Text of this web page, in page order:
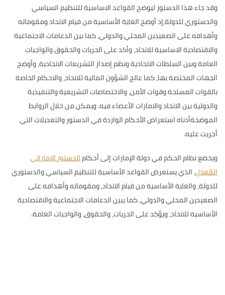
وقد جاء هذا الدستور ليوضح القواعد الاساسية للتنظيم السياسي
والدستوري للدولة،إذ أوضح الغاية الأساسية من قيام الاتحاد ومقوماته
وأهدافه على الصعيدين المحلي والدولي، كما بين الدعامات الاجتماعية
والاقتصادية الاساسية للاتحاد، وأكد على الحريات والحقوق والواجبات
العامة وبين السلطات الاتحادية ونظم إصدار التشريعات الاتحادية، وأوضح
الجهات المختصة بها، كما عالج الشؤون المالية للاتحاد، والاحكام الخاصة
بالقوات المسلحة وقوات الأمن، والاختصاصات التشريعية والتنفيذية
والدولية بين الاتحاد والامارات الأعضاء فيه. ويمكن من خلال الروابط
الموضحةأدناه استعراض الأحكام الواردة في الدستور والتعديلات التي
أجريت عليه.
ويخضع نظام الحكم في دولة الإمارات إلى أحكامالدستور الإماراتي
المُعدل، الذي يستعرض القواعد الأساسية للتنظيم السياسي والدستوري
للدولة، والغاية الأساسية من قيام الاتحاد، ومقوماته وأهدافه على
الصعيدين المحلي والدولي، كما يبين الدعامات الاجتماعية والاقتصادية
الأساسية للاتحاد، ويؤكد على الحريات، والحقوق، والواجبات العامة.